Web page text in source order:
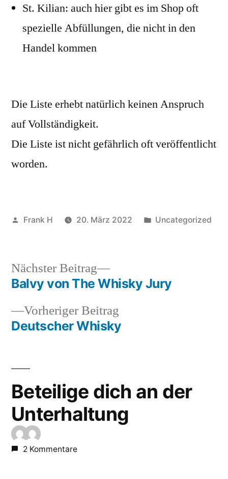
St. Kilian: auch hier gibt es im Shop oft
spezielle Abfüllungen, die nicht in den
Handel kommen
Die Liste erhebt natürlich keinen Anspruch
auf Vollständigkeit.
Die Liste ist nicht gefährlich oft veröffentlicht
worden.
Veröffentlicht
Frank H 20. März 2022
Veröffentlicht
Uncategorized
Beitragsnavigation
Vorheriger Beitrag
Beitrag:
Deutscher Whisky
Nächster Beitrag
Nächster
Beitrag:
Balvy von The Whisky Jury
Beteilige dich an der
Unterhaltung
2 Kommentare